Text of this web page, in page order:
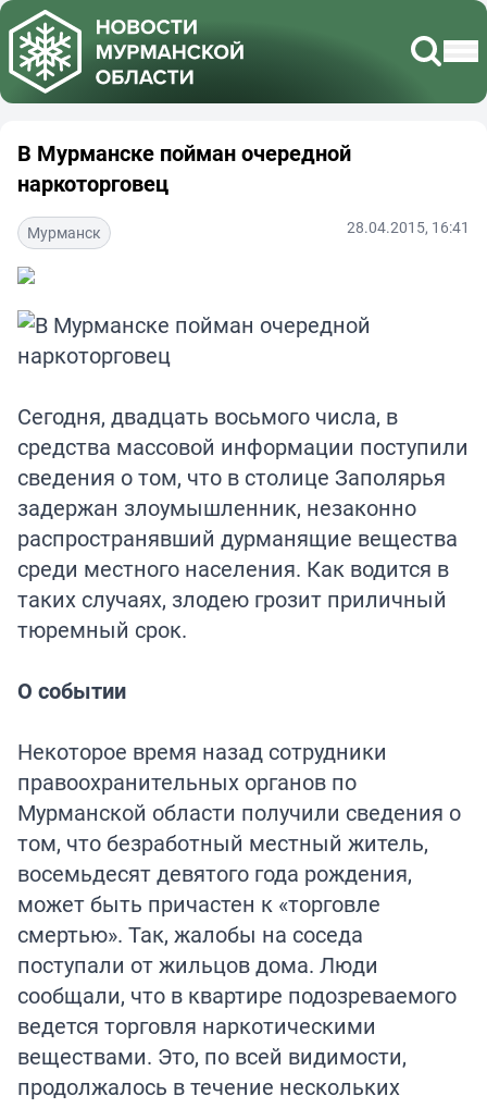
В Мурманске пойман очередной
наркоторговец
Мурманск 28.04.2015, 16:41
Сегодня, двадцать восьмого числа, в
средства массовой информации поступили
сведения о том, что в столице Заполярья
задержан злоумышленник, незаконно
распространявший дурманящие вещества
среди местного населения. Как водится в
таких случаях, злодею грозит приличный
тюремный срок.
О событии
Некоторое время назад сотрудники
правоохранительных органов по
Мурманской области получили сведения о
том, что безработный местный житель,
восемьдесят девятого года рождения,
может быть причастен к «торговле
смертью». Так, жалобы на соседа
поступали от жильцов дома. Люди
сообщали, что в квартире подозреваемого
ведется торговля наркотическими
веществами. Это, по всей видимости,
продолжалось в течение нескольких